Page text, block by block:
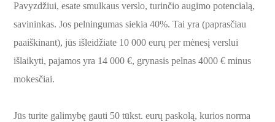
Pavyzdžiui, esate smulkaus verslo, turinčio augimo potencialą,
savininkas. Jos pelningumas siekia 40%. Tai yra (paprasčiau
paaiškinant), jūs išleidžiate 10 000 eurų per mėnesį verslui
išlaikyti, pajamos yra 14 000 €, grynasis pelnas 4000 € minus
mokesčiai.
Jūs turite galimybę gauti 50 tūkst. eurų paskolą, kurios norma